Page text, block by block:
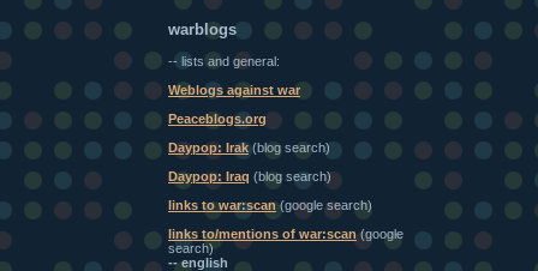
warblogs
-- lists and general:
Weblogs against war
Peaceblogs.org
Daypop: Irak (blog search)
Daypop: Iraq (blog search)
links to war:scan (google search)
links to/mentions of war:scan(google
search)
-- english